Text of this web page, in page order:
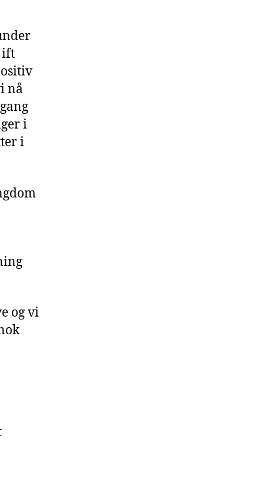
ift
nå
i
i
og vi